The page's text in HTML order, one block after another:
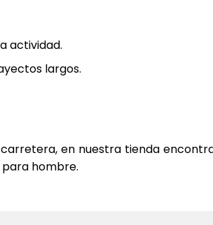
actividad.
largos.
en nuestra tienda
hombre.